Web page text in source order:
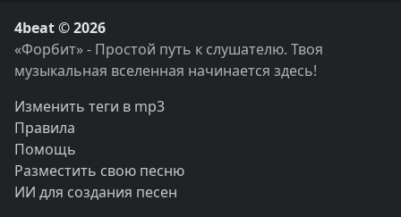
4beat © 2026
«Форбит» - Простой путь к слушателю. Твоя
музыкальная вселенная начинается здесь!
Изменить теги в mp3
Правила
Помощь
Разместить свою песню
ИИ для создания песен